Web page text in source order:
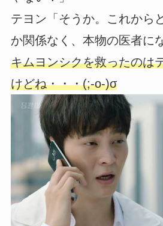
テヨン「そうか。これから
か関係なく、本物の医者に
キムヨンシクを救ったのは
けどね・・・(;-o-)σ